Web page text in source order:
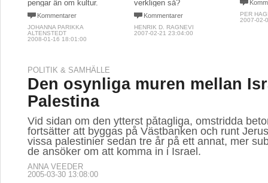
pengar än om kultur.
Kommentarer
JOHANNA PARIKKA
ALTENSTEDT
2008-01-16 18:01:00
verkligen så?
Kommentarer
HENRIK D. RAGNEVI
2007-02-21 23:04:00
PER
2007-02-
POLITIK & SAMHÄLLE
Den osynliga muren mellan
Palestina
Vid sidan om den ytterst påtagliga, omstridda
fortsätter att byggas på Västbanken och runt
vissa palestinier sedan tre år på ett annat, mer
de ansöker om att komma in i Israel.
ANNA VEEDER
2005-03-30 13:08:00